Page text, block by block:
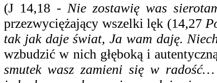
(J 14,18 -Nie zostawię was
przezwyciężający wszelki lęk (14,27
tak jak daje świat, Ja wam daję.
wzbudzić w nich głęboką i
smutek wasz zamieni się w